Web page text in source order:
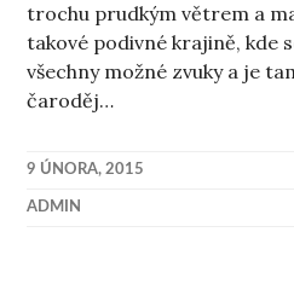
trochu prudkým větrem a
takové podivné krajině, kde
všechny možné zvuky a je
čaroděj…
9 ÚNORA, 2015
ADMIN